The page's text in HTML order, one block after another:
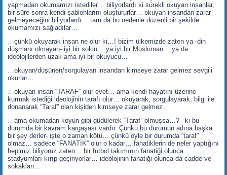
yapmadan okumamızı istediler… biliyorlardı ki sürekli okuyan insanlar,
bir süre sonra kendi şablonlarını oluştururlar… okuyan insandan zarar
gelmeyeceğini biliyorlardı… tam da bu nedenle düzenli bir şekilde
okumamızı sağladılar…
…çünkü okuyarak insan ne olur ki…! bizim ülkemizde zaten ya -din
düşmanı olmayan- iyi bir solcu… ya iyi bir Müslüman… ya da
ideolojilerden uzak ama iyi bir okuyucu…
…okuyan/düşünen/sorgulayan insandan kimseye zarar gelmez sevgili
okurlar…
…okuyan insan “TARAF” olur evet… ama kendi hayatını üzerine
kurmak istediği ideolojinin tarafı olur… okuyarak, sorgulayarak, bilgi ile
donanarak “Taraf” olan kişiden kimseye zarar gelmez…
…ama okumadan koyun gibi güdülerek “Taraf” olmuşsa…? –ki bu
durumda bir kavram kargaşası vardır. Çünkü bu durumun adına başka
bir şey derler- işte o zaman kötü… çünkü öyle bir durumda “taraf”
olmaz… sadece “FANATİK” olur o kadar… fanatiklerin de neler yaptığını
hepimiz biliyoruz zaten… bir futbol takımının fanatiği olunca
stadyumları kırıp geçiriyorlar… ideolojinin fanatiği olunca da cadde ve
sokakları…